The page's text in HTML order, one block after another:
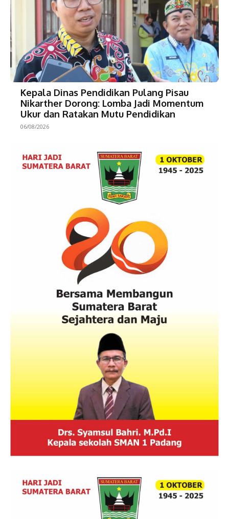
Kepala Dinas Pendidikan Pulang Pisau
Nikarther Dorong: Lomba Jadi Momentum
Ukur dan Ratakan Mutu Pendidikan
06/08/2026